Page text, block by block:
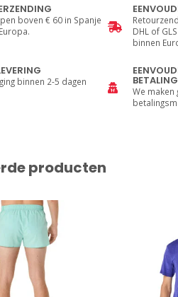
boven € 60 in Spanje
DHL of
binnen
binnen 2-5 dagen BETALING
We maken
producten